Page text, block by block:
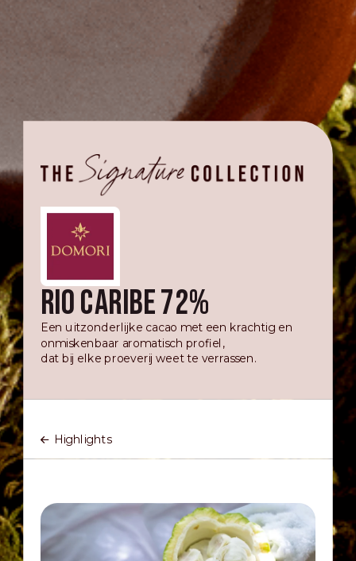
RIO CARIBE 72%
Een uitzonderlijke cacao met een krachtig en
onmiskenbaar aromatisch profiel,
dat bij elke proeverij weet te verrassen.
Highlights